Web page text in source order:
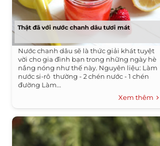
Thật đã với nước chanh dâu tươi mát
Nước chanh dâu sẽ là thức giải khát tuyệt
vời cho gia đình bạn trong những ngày hè
nắng nóng như thế này. Nguyên liệu: Làm
nước si-rô thường - 2 chén nước - 1 chén
đường Làm...
Xem thêm